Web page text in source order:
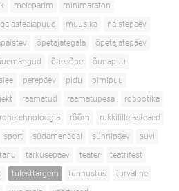
meieparim
minimaraton
muusika
naistepäev
õpetajategala
õpetajatepäev
õuesõpe
õunapuu
perepäev pidu
pirnipuu
raamatud raamatupesa
robootika
rohetehnoloogia rõõm
rukkilillelasteaed
sport südamenädal sünnipäev
suvi
tänu tarkusepäev teater
teatrifest
tulesttargem tunnustus
turvaline